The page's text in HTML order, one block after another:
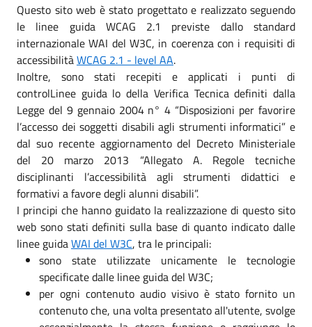
Questo sito web è stato progettato e realizzato seguendo
le linee guida WCAG 2.1 previste dallo standard
internazionale WAI del W3C, in coerenza con i requisiti di
accessibilitàWCAG 2.1 - level AA.
Inoltre, sono stati recepiti e applicati i punti di
controlLinee guida lo della Verifica Tecnica definiti dalla
Legge del 9 gennaio 2004 n° 4 “Disposizioni per favorire
l’accesso dei soggetti disabili agli strumenti informatici” e
dal suo recente aggiornamento del Decreto Ministeriale
del 20 marzo 2013 “Allegato A. Regole tecniche
disciplinanti l’accessibilità agli strumenti didattici e
formativi a favore degli alunni disabili”.
I principi che hanno guidato la realizzazione di questo sito
web sono stati definiti sulla base di quanto indicato dalle
linee guidaWAI del W3C, tra le principali:
sono state utilizzate unicamente le tecnologie
specificate dalle linee guida del W3C;
per ogni contenuto audio visivo è stato fornito un
contenuto che, una volta presentato all'utente, svolge